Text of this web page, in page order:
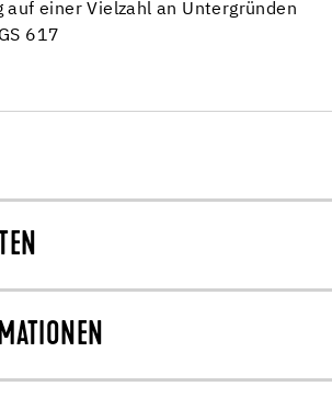
auf einer Vielzahl an Untergründen
617